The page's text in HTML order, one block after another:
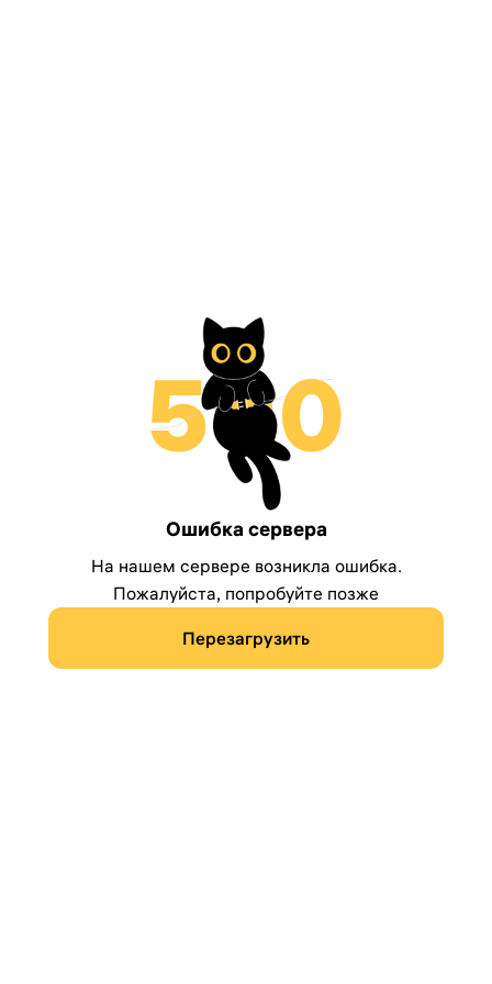
Ошибка сервера
На нашем сервере возникла ошибка.
Пожалуйста, попробуйте позже
Перезагрузить